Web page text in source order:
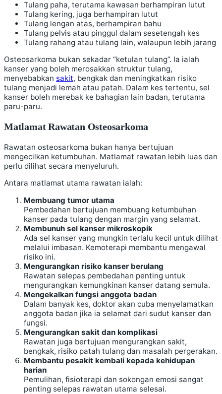
Tulang paha, terutama kawasan berhampiran lutut
Tulang kering, juga berhampiran lutut
Tulang lengan atas, berhampiran bahu
Tulang pelvis atau pinggul dalam sesetengah kes
Tulang rahang atau tulang lain, walaupun lebih jarang
Osteosarkoma bukan sekadar “ketulan tulang”. Ia ialah
kanser yang boleh merosakkan struktur tulang,
menyebabkan sakit, bengkak dan meningkatkan risiko
tulang menjadi lemah atau patah. Dalam kes tertentu, sel
kanser boleh merebak ke bahagian lain badan, terutama
paru-paru.
Matlamat Rawatan Osteosarkoma
Rawatan osteosarkoma bukan hanya bertujuan
mengecilkan ketumbuhan. Matlamat rawatan lebih luas dan
perlu dilihat secara menyeluruh.
Antara matlamat utama rawatan ialah:
Membuang tumor utama
Pembedahan bertujuan membuang ketumbuhan
kanser pada tulang dengan margin yang selamat.
Membunuh sel kanser mikroskopik
Ada sel kanser yang mungkin terlalu kecil untuk dilihat
melalui imbasan. Kemoterapi membantu mengawal
risiko ini.
Mengurangkan risiko kanser berulang
Rawatan selepas pembedahan penting untuk
mengurangkan kemungkinan kanser datang semula.
Mengekalkan fungsi anggota badan
Dalam banyak kes, doktor akan cuba menyelamatkan
anggota badan jika ia selamat dari sudut kanser dan
fungsi.
Mengurangkan sakit dan komplikasi
Rawatan juga bertujuan mengurangkan sakit,
bengkak, risiko patah tulang dan masalah pergerakan.
Membantu pesakit kembali kepada kehidupan
harian
Pemulihan, fisioterapi dan sokongan emosi sangat
penting selepas rawatan utama selesai.